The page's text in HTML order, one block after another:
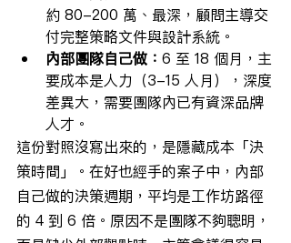
約 80-200 萬、最深，顧問主導交
付完整策略文件與設計系統。
內部團隊自己做： 6 至 18 個月，主
要成本是人力（3-15 人月），深度
差異大，需要團隊內已有資深品牌
人才。
這份對照沒寫出來的，是隱藏成本「決
策時間」。在好也經手的案子中，內部
自己做的決策週期，平均是工作坊路徑
的 4 到 6 倍。原因不是團隊不夠聰明，